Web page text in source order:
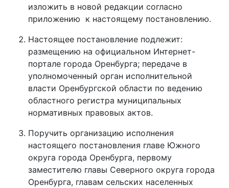
изложить в новой редакции согласно
приложению к настоящему постановлению.
Настоящее постановление подлежит:
размещению на официальном Интернет-
портале города Оренбурга; передаче в
уполномоченный орган исполнительной
власти Оренбургской области по ведению
областного регистра муниципальных
нормативных правовых актов.
Поручить организацию исполнения
настоящего постановления главе Южного
округа города Оренбурга, первому
заместителю главы Северного округа города
Оренбурга, главам сельских населенных